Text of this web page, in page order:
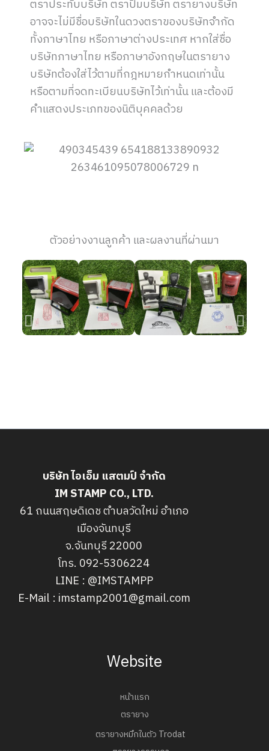
ตราประทับบริษัท ตราปั๊มบริษัท ตรายางบริษัท
อาจจะไม่มีชื่อบริษัทในดวงตราของบริษัทจำกัด
ทั้งภาษาไทย หรือภาษาต่างประเทศ หากใส่ชื่อ
บริษัทภาษาไทย หรือภาษาอังกฤษในตรายาง
บริษัทต้องใส่ไว้ตามที่กฎหมายกำหนดเท่านั้น
หรือตามที่จดทะเบียนบริษัทไว้เท่านั้น และต้องมี
คำแสดงประเภทของนิติบุคคลด้วย
ตัวอย่างงานลูกค้า และผลงานที่ผ่านมา
บริษัท ไอเอ็ม แสตมป์ จำกัด
IM STAMP CO., LTD.
61 ถนนสฤษดิเดช ตำบลวัดใหม่ อำเภอ
เมืองจันทบุรี
จ.จันทบุรี 22000
โทร. 092-5306224
LINE : @IMSTAMPP
E-Mail : imstamp2001@gmail.com
Website
หน้าแรก
ตรายาง
ตรายางหมึกในตัว Trodat